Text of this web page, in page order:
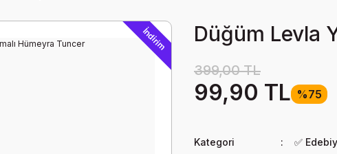
İndirim Düğüm Levla
399,00 TL
99,90 TL %75
Kategori
✅